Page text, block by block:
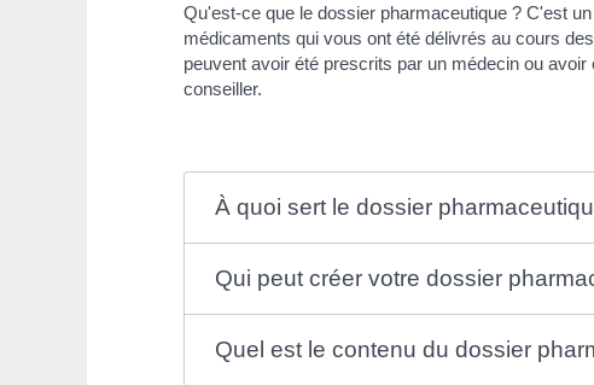
Qu'est-ce que le dossier pharmaceutique ? C'est
médicaments qui vous ont été délivrés au cours
peuvent avoir été prescrits par un médecin ou
conseiller.
À quoi sert le dossier
Qui peut créer votre dossier
Quel est le contenu du dossier